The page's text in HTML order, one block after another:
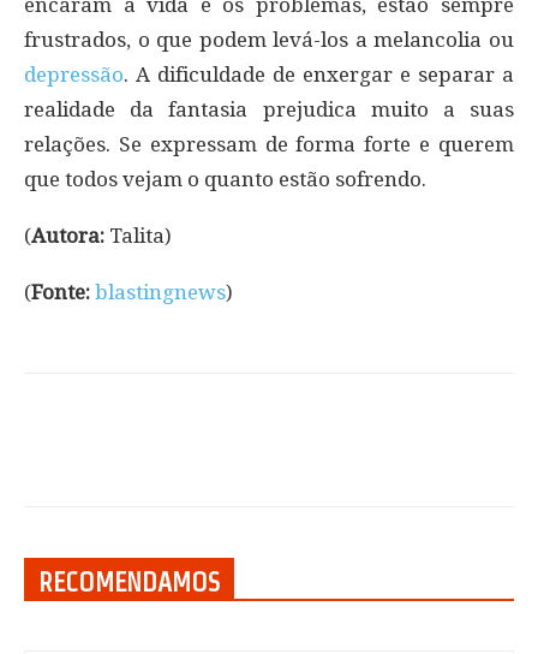
encaram a vida e os problemas, estão sempre
frustrados, o que podem levá-los a melancolia ou
depressão. A dificuldade de enxergar e separar a
realidade da fantasia prejudica muito a suas
relações. Se expressam de forma forte e querem
que todos vejam o quanto estão sofrendo.
(Autora: Talita)
(Fonte: blastingnews)
RECOMENDAMOS